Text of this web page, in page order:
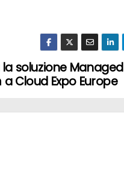
soluzione Managed
Cloud Expo Europe